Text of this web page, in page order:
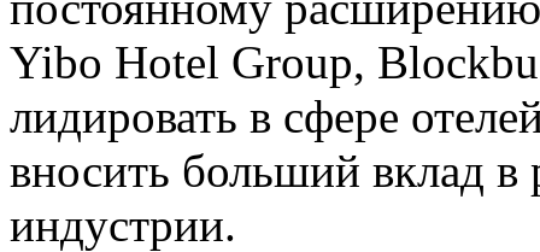
Yibo Hotel Group,
лидировать в сфере
вносить больший вклад в
индустрии.